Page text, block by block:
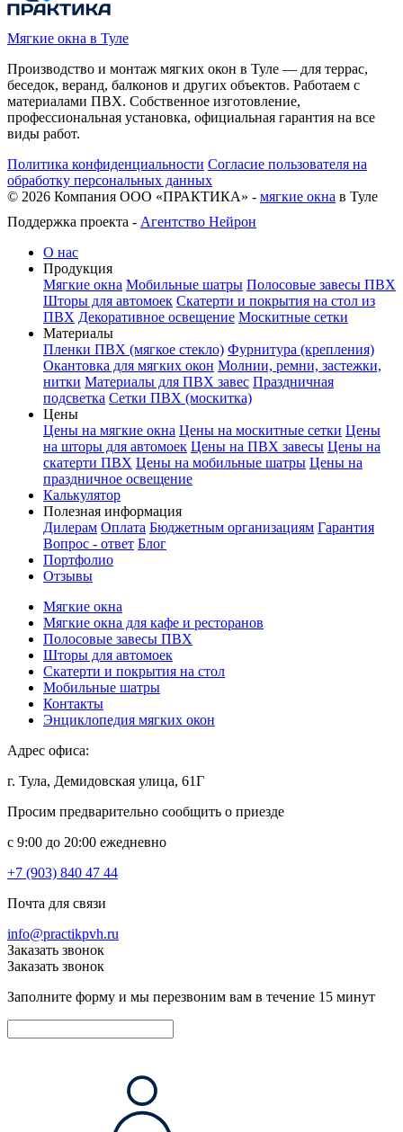
Мягкие окна в Туле
Производство и монтаж мягких окон в Туле — для террас,
беседок, веранд, балконов и других объектов. Работаем с
материалами ПВХ. Собственное изготовление,
профессиональная установка, официальная гарантия на все
виды работ.
Политика конфиденциальности Согласие пользователя на
обработку персональных данных
© 2026 Компания ООО «ПРАКТИКА» - мягкие окна в Туле
Поддержка проекта - Агентство Нейрон
О нас
Продукция
Мягкие окна Мобильные шатры Полосовые завесы ПВХ
Шторы для автомоек Скатерти и покрытия на стол из
ПВХ Декоративное освещение Москитные сетки
Материалы
Пленки ПВХ (мягкое стекло) Фурнитура (крепления)
Окантовка для мягких окон Молнии, ремни, застежки,
нитки Материалы для ПВХ завес Праздничная
подсветка Сетки ПВХ (москитка)
Цены
Цены на мягкие окна Цены на москитные сетки Цены
на шторы для автомоек Цены на ПВХ завесы Цены на
скатерти ПВХ Цены на мобильные шатры Цены на
праздничное освещение
Калькулятор
Полезная информация
Дилерам Оплата Бюджетным организациям Гарантия
Вопрос - ответ Блог
Портфолио
Отзывы
Мягкие окна
Мягкие окна для кафе и ресторанов
Полосовые завесы ПВХ
Шторы для автомоек
Скатерти и покрытия на стол
Мобильные шатры
Контакты
Энциклопедия мягких окон
Адрес офиса:
г. Тула, Демидовская улица, 61Г
Просим предварительно сообщить о приезде
c 9:00 до 20:00 ежедневно
+7 (903) 840 47 44
Почта для связи
info@practikpvh.ru
Заказать звонок
Заказать звонок
Заполните форму и мы перезвоним вам в течение 15 минут